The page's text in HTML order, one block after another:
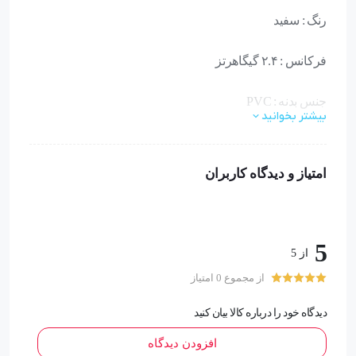
رنگ : سفید
فرکانس : ۲.۴ گیگاهرتز
جنس بدنه : PVC
توضیحات سازگاری : IOS , اندروید
نوع اتصال : بلوتوث, بی سیم
ورژن بلوتوث : ۵.۱
بیشتر بخوانید
امتیاز و دیدگاه کاربران
5 از 5
از مجموع 0 امتیاز
دیدگاه خود را درباره کالا بیان کنید
افزودن دیدگاه